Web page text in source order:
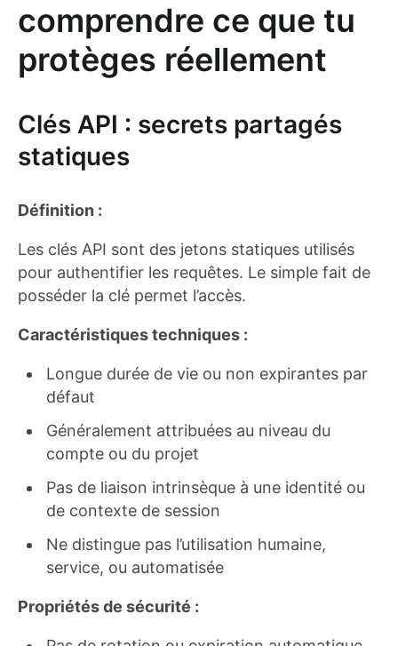
comprendre ce que tu
protèges réellement
Clés API : secrets partagés
statiques
Définition :
Les clés API sont des jetons statiques utilisés
pour authentifier les requêtes. Le simple fait de
posséder la clé permet l’accès.
Caractéristiques techniques :
Longue durée de vie ou non expirantes par
défaut
Généralement attribuées au niveau du
compte ou du projet
Pas de liaison intrinsèque à une identité ou
de contexte de session
Ne distingue pas l’utilisation humaine,
service, ou automatisée
Propriétés de sécurité :